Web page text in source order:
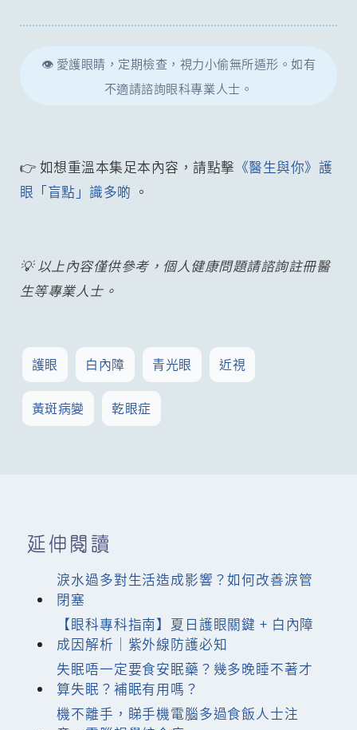
👁️ 愛護眼睛，定期檢查，視力小偷無所遁形。如有
不適請諮詢眼科專業人士。
👉 如想重溫本集足本內容，請點擊 《醫生與你》護
眼「盲點」識多啲 。
💡 以上內容僅供參考，個人健康問題請諮詢註冊醫
生等專業人士。
護眼 白內障 青光眼 近視
黃斑病變 乾眼症
延伸閱讀
淚水過多對生活造成影響？如何改善淚管
閉塞
【眼科專科指南】夏日護眼關鍵 + 白內障
成因解析｜紫外線防護必知
失眠唔一定要食安眠藥？幾多晚睡不著才
算失眠？補眠有用嗎？
機不離手，睇手機電腦多過食飯人士注